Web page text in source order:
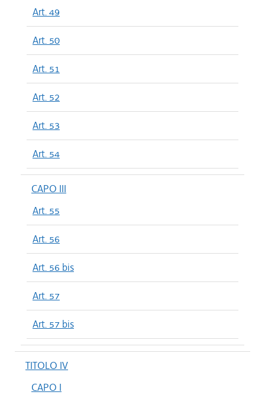
Art. 49
Art. 50
Art. 51
Art. 52
Art. 53
Art. 54
CAPO III
Art. 55
Art. 56
Art. 56 bis
Art. 57
Art. 57 bis
TITOLO IV
CAPO I